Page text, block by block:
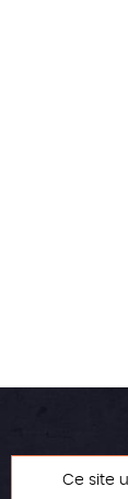
Ce site